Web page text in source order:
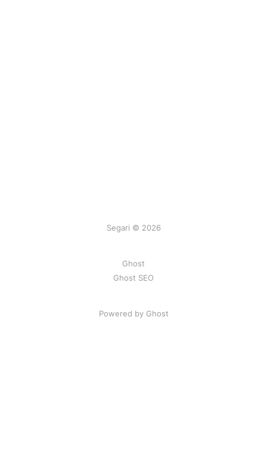
Segari © 2026
Ghost
Ghost SEO
Powered by Ghost